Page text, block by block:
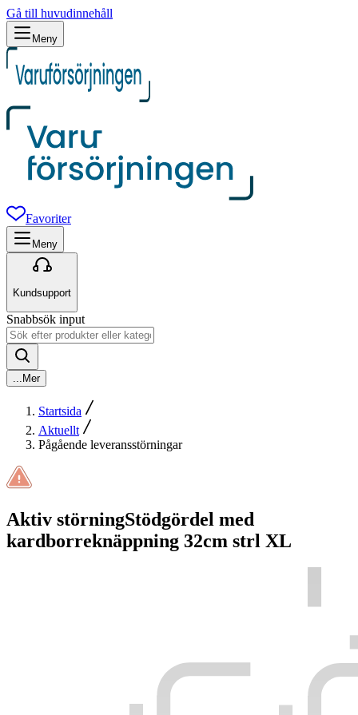
Gå till huvudinnehåll
Meny
Favoriter
Meny
Kundsupport
Snabbsök input
Mer
Startsida
Aktuellt
Pågående leveransstörningar
Aktiv störningStödgördel med
kardborreknäppning 32cm strl XL